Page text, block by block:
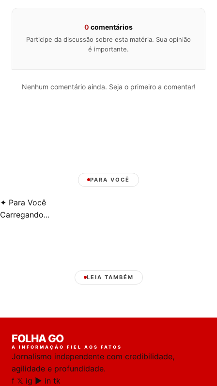
0 comentários
Participe da discussão sobre esta matéria. Sua opinião
é importante.
Nenhum comentário ainda. Seja o primeiro a comentar!
PARA VOCÊ
✦ Para Você
Carregando...
LEIA TAMBÉM
online
FOLHA GO
A INFORMAÇÃO FIEL AOS FATOS
Jornalismo independente com credibilidade,
agilidade e profundidade.
f 𝕏 ig ▶ in tk